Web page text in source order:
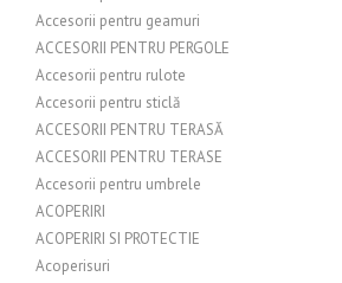
Accesorii pentru geamuri
ACCESORII PENTRU PERGOLE
Accesorii pentru rulote
Accesorii pentru sticlă
ACCESORII PENTRU TERASĂ
ACCESORII PENTRU TERASE
Accesorii pentru umbrele
ACOPERIRI
ACOPERIRI SI PROTECTIE
Acoperisuri